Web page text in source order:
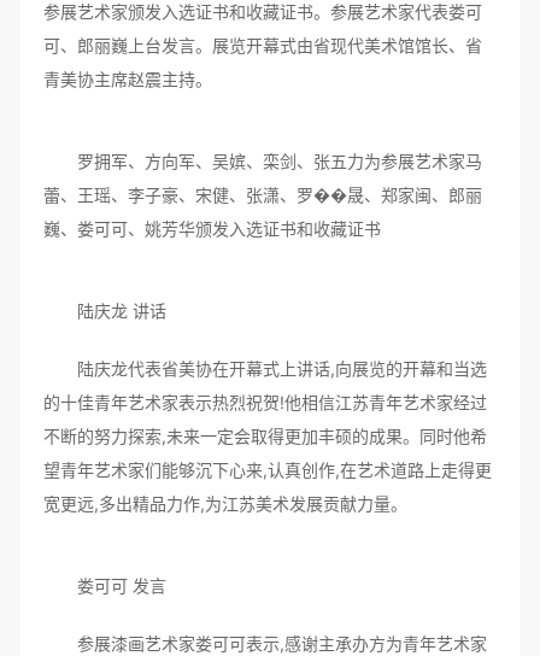
参展艺术家颁发入选证书和收藏证书。参展艺术家代表娄可
可、郎丽巍上台发言。展览开幕式由省现代美术馆馆长、省
青美协主席赵震主持。
罗拥军、方向军、吴嫔、栾剑、张五力为参展艺术家马
蕾、王瑶、李子豪、宋健、张潇、罗��晟、郑家闽、郎丽
巍、娄可可、姚芳华颁发入选证书和收藏证书
陆庆龙 讲话
陆庆龙代表省美协在开幕式上讲话,向展览的开幕和当选
的十佳青年艺术家表示热烈祝贺!他相信江苏青年艺术家经过
不断的努力探索,未来一定会取得更加丰硕的成果。同时他希
望青年艺术家们能够沉下心来,认真创作,在艺术道路上走得更
宽更远,多出精品力作,为江苏美术发展贡献力量。
娄可可 发言
参展漆画艺术家娄可可表示,感谢主承办方为青年艺术家